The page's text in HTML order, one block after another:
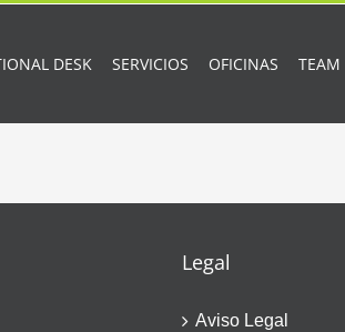
DESK SERVICIOS OFICINAS TEAM
Legal
Aviso Legal